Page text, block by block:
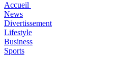
Accueil
News
Divertissement
Lifestyle
Business
Sports